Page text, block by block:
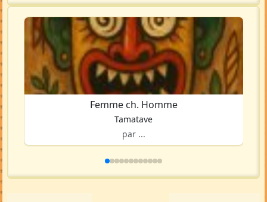
Femme ch. Homme
Tamatave
par ...